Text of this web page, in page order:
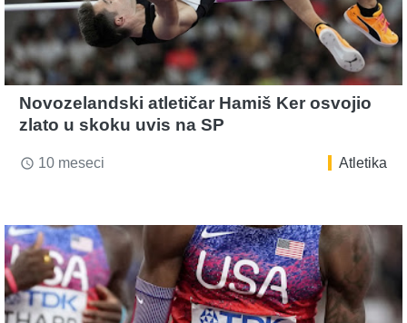
Novozelandski atletičar Hamiš Ker osvojio
zlato u skoku uvis na SP
access_time 10 meseci Atletika